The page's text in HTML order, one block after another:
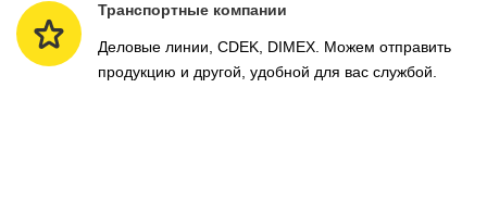
Транспортные компании
Деловые линии, CDEK, DIMEX. Можем отправить
продукцию и другой, удобной для вас службой.